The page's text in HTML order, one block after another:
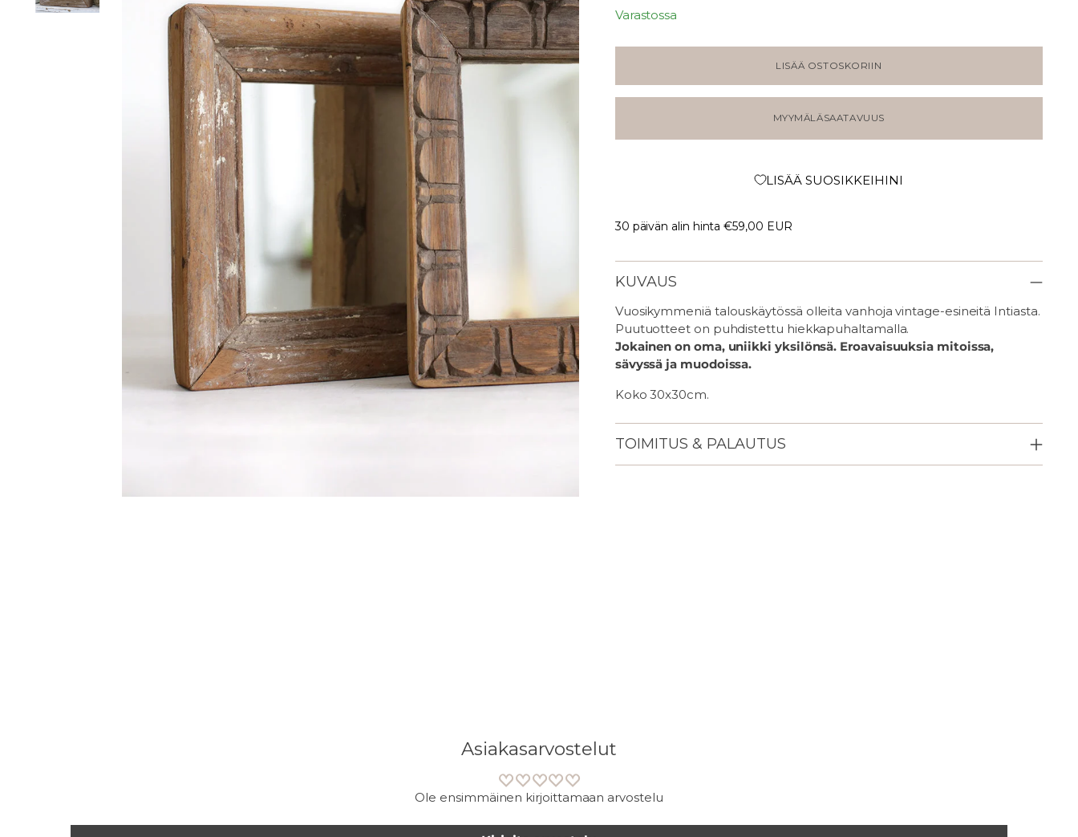
Varastossa
LISÄÄ OSTOSKORIIN
MYYMÄLÄSAATAVUUS
LISÄÄ SUOSIKKEIHINI
30 päivän alin hinta €59,00 EUR
KUVAUS
Vuosikymmeniä talouskäytössä olleita vanhoja vintage-esineitä Intiasta.
Puutuotteet on puhdistettu hiekkapuhaltamalla.
Jokainen on oma, uniikki yksilönsä. Eroavaisuuksia mitoissa,
sävyssä ja muodoissa.
Koko 30x30cm.
TOIMITUS & PALAUTUS
Asiakasarvostelut
Ole ensimmäinen kirjoittamaan arvostelu